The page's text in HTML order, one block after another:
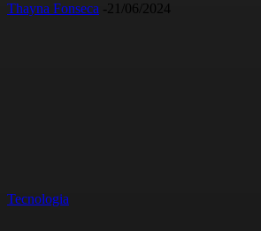
Thayna Fonseca -21/06/2024
Tecnologia